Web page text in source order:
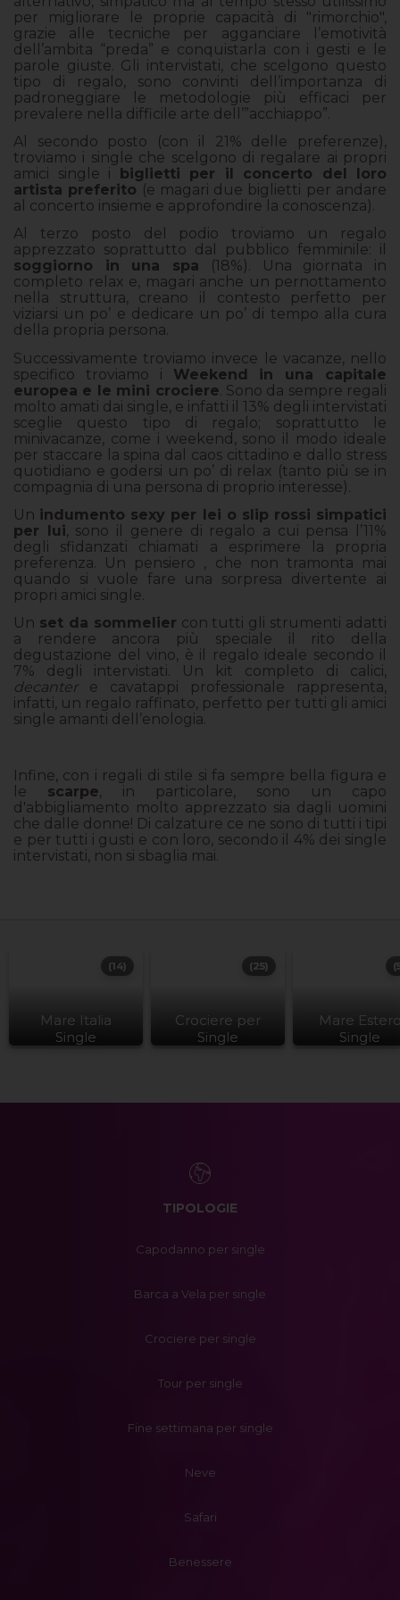
per migliorare le proprie capacità di "rimorchio",
grazie alle tecniche per agganciare l’emotività
dell’ambita “preda” e conquistarla con i gesti e le
parole giuste. Gli intervistati, che scelgono questo
tipo di regalo, sono convinti dell’importanza di
padroneggiare le metodologie più efficaci per
prevalere nella difficile arte dell’”acchiappo”.
Al secondo posto (con il 21% delle preferenze),
troviamo i single che scelgono di regalare ai propri
amici single i biglietti per il concerto del loro
artista preferito (e magari due biglietti per andare
al concerto insieme e approfondire la conoscenza).
Al terzo posto del podio troviamo un regalo
apprezzato soprattutto dal pubblico femminile: il
soggiorno in una spa (18%). Una giornata in
completo relax e, magari anche un pernottamento
nella struttura, creano il contesto perfetto per
viziarsi un po’ e dedicare un po’ di tempo alla cura
della propria persona.
Successivamente troviamo invece le vacanze, nello
specifico troviamo i Weekend in una capitale
europea e le mini crociere . Sono da sempre regali
molto amati dai single, e infatti il 13% degli intervistati
sceglie questo tipo di regalo; soprattutto le
minivacanze, come i weekend, sono il modo ideale
per staccare la spina dal caos cittadino e dallo stress
quotidiano e godersi un po’ di relax (tanto più se in
compagnia di una persona di proprio interesse).
Un indumento sexy per lei o slip rossi simpatici
per lui, sono il genere di regalo a cui pensa l’11%
degli sfidanzati chiamati a esprimere la propria
preferenza. Un pensiero , che non tramonta mai
quando si vuole fare una sorpresa divertente ai
propri amici single.
Un set da sommelier con tutti gli strumenti adatti
a rendere ancora più speciale il rito della
degustazione del vino, è il regalo ideale secondo il
7% degli intervistati. Un kit completo di calici,
decantere cavatappi professionale rappresenta,
infatti, un regalo raffinato, perfetto per tutti gli amici
single amanti dell’enologia.
Infine, con i regali di stile si fa sempre bella figura e
le scarpe, in particolare, sono un capo
d'abbigliamento molto apprezzato sia dagli uomini
che dalle donne! Di calzature ce ne sono di tutti i tipi
e per tutti i gusti e con loro, secondo il 4% dei single
intervistati, non si sbaglia mai.
Mare Italia
Single
(14)
Crociere per
Single
(25)
Mare
Single
TIPOLOGIE
Capodanno per single
Barca a Vela per single
Crociere per single
Tour per single
Fine settimana per single
Neve
Safari
Benessere